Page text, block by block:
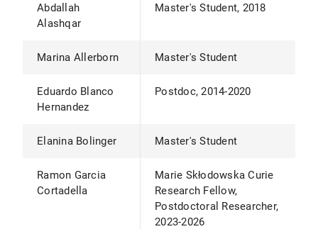
Abdallah
Alashqar
Master's Student, 2018
Marina Allerborn Master's Student
Eduardo Blanco
Hernandez
Postdoc, 2014-2020
Elanina Bolinger Master's Student
Ramon Garcia
Cortadella
Marie Skłodowska Curie
Research Fellow,
Postdoctoral Researcher,
2023-2026